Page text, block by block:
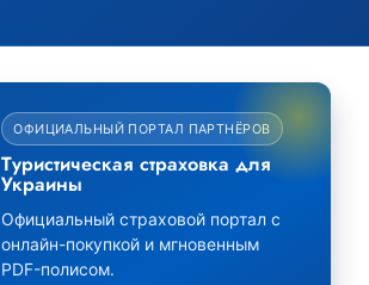
ОФИЦИАЛЬНЫЙ ПОРТАЛ ПАРТНЁРОВ
Туристическая страховка для
Украины
Официальный страховой портал с
онлайн-покупкой и мгновенным
PDF-полисом.